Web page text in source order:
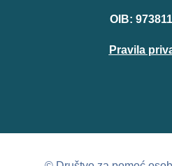
OIB:
Pravila